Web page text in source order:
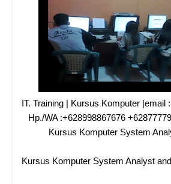
IT. Training | Kursus Komputer |email
Hp./WA :+628998867676
Kursus Komputer System
Kursus Komputer System Analyst